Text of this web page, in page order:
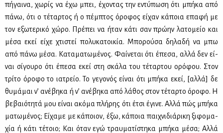
πή­γαι­να, χω­ρίς να έχω μπει, έχο­ντας την εντύ­πω­ση ότι μπή­κα από
πά­νω, ότι ο τέ­ταρ­τος ή ο πέμ­πτος όρο­φος εί­χαν κά­ποια επα­φή με
τον εξω­τε­ρι­κό χώ­ρο. Πρέ­πει να ήταν κά­τι σαν πρώ­ην λα­το­μείο και
μέ­σα εκεί εί­χε χτι­στεί πο­λυ­κα­τοι­κία. Μπο­ρού­σα δη­λα­δή να μπω
από πά­νω μέ­σα. Κα­τα­μα­τω­μέ­νος. Φαί­νε­ται ότι έπε­σα, αλ­λά δεν εί­
ναι σί­γου­ρο ότι έπε­σα εκεί στη σκά­λα του τέ­ταρ­του ορό­φου. Στον
τρί­το όρο­φο το ια­τρείο. Το γε­γο­νός εί­ναι ότι μπή­κα εκεί, [αλ­λά] δε
θυ­μά­μαι ν’ ανέ­βη­κα ή ν’ ανέ­βη­κα από λά­θος στον τέ­ταρ­το όρο­φο. Η
βε­βαιό­τη­τά μου εί­ναι ακό­μα πλή­ρης ότι έτσι έγι­νε. Αλ­λά πώς μπή­κα
μα­τω­μέ­νος; Εί­χα­με με κά­ποιον, έξω, κά­ποια παι­χνι­διά­ρι­κη ξι­φο­μα­
χία ή κά­τι τέ­τοιο; Και όταν εγώ τραυ­μα­τί­στη­κα μπή­κα μέ­σα; Αλ­λά